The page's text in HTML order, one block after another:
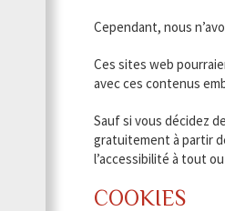
Cependant, nous
Ces sites web
avec ces contenus
Sauf si vous décidez
gratuitement à partir
l’accessibilité à tout
COOKIES